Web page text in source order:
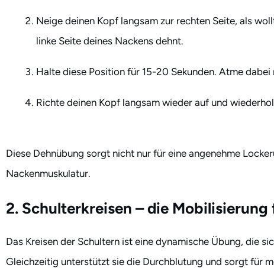
Neige deinen Kopf langsam zur rechten Seite, als
linke Seite deines Nackens dehnt.
Halte diese Position für 15-20 Sekunden. Atme dabei
Richte deinen Kopf langsam wieder auf und
Diese Dehnübung sorgt nicht nur für eine angenehme
Nackenmuskulatur.
2. Schulterkreisen – die
Das Kreisen der Schultern ist eine dynamische Übung, die
Gleichzeitig unterstützt sie die Durchblutung und sorgt für